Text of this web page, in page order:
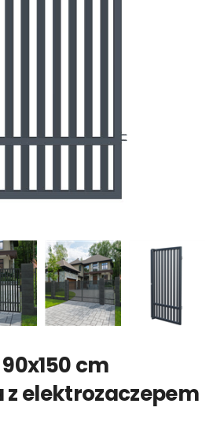
cm
elektrozaczepem